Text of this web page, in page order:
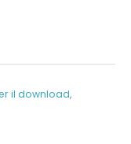
il download,